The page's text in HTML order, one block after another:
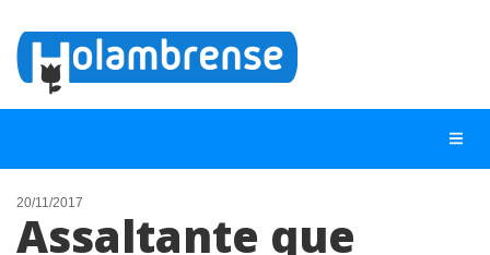
NOTÍCIAS
20/11/2017
Assaltante que